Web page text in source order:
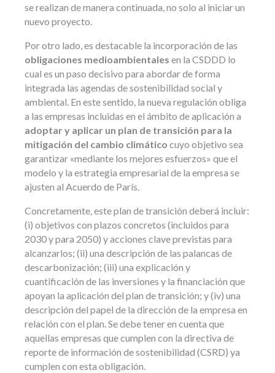
se realizan de manera continuada, no solo al iniciar un
nuevo proyecto.
Por otro lado, es destacable la incorporación de las
obligaciones medioambientales en la CSDDD lo
cual es un paso decisivo para abordar de forma
integrada las agendas de sostenibilidad social y
ambiental. En este sentido, la nueva regulación obliga
a las empresas incluidas en el ámbito de aplicación a
adoptar y aplicar un plan de transición para la
mitigación del cambio climático cuyo objetivo sea
garantizar «mediante los mejores esfuerzos» que el
modelo y la estrategia empresarial de la empresa se
ajusten al Acuerdo de París.
Concretamente, este plan de transición deberá incluir:
(i) objetivos con plazos concretos (incluidos para
2030 y para 2050) y acciones clave previstas para
alcanzarlos; (ii) una descripción de las palancas de
descarbonización; (iii) una explicación y
cuantificación de las inversiones y la financiación que
apoyan la aplicación del plan de transición; y (iv) una
descripción del papel de la dirección de la empresa en
relación con el plan. Se debe tener en cuenta que
aquellas empresas que cumplen con la directiva de
reporte de información de sostenibilidad (CSRD) ya
cumplen con esta obligación.